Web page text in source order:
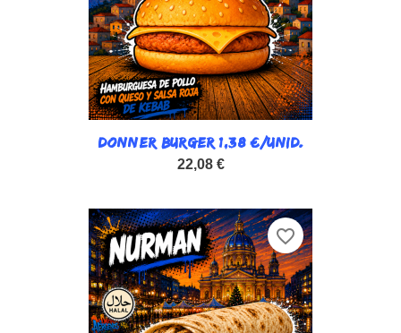
DONNER BURGER 1,38 €/UNID.
22,08 €
favorite_border